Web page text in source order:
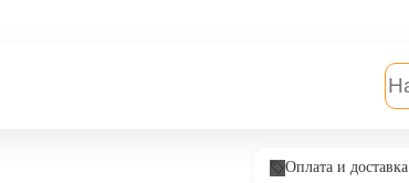
Оплата и доставка